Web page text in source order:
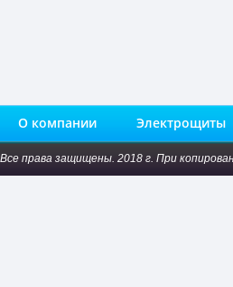
О компании Электрощиты
Все права защищены. 2018 г. При